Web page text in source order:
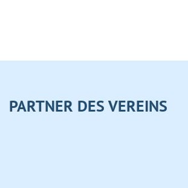
PARTNER DES VEREINS